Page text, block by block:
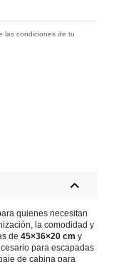
las condiciones de tu
quienes necesitan
la comodidad y
de 45×36×20 cm y
para escapadas
de cabina para